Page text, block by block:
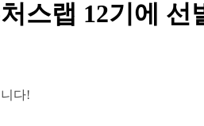
스랩 12기에 선
다!